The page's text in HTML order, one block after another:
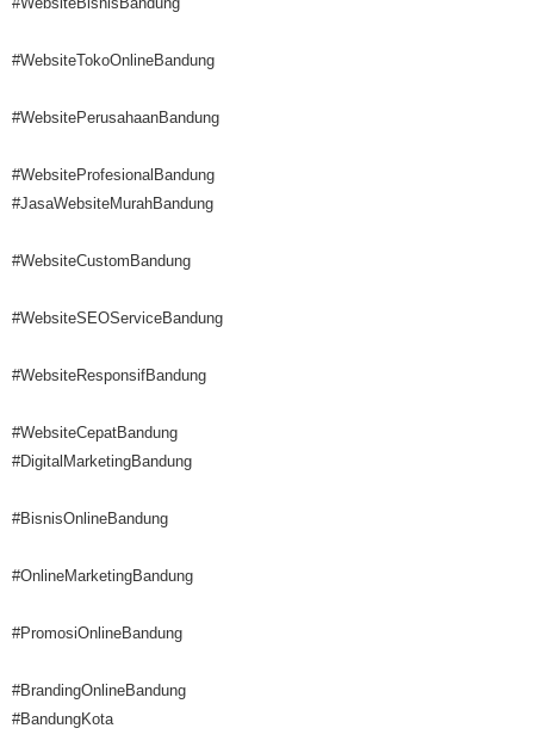
#WebsiteTokoOnlineBandung
#WebsitePerusahaanBandung
#WebsiteProfesionalBandung
#JasaWebsiteMurahBandung
#WebsiteCustomBandung
#WebsiteSEOServiceBandung
#WebsiteResponsifBandung
#WebsiteCepatBandung
#DigitalMarketingBandung
#BisnisOnlineBandung
#OnlineMarketingBandung
#PromosiOnlineBandung
#BrandingOnlineBandung
#BandungKota